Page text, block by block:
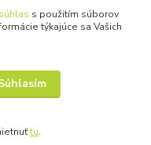
2026
súhlas s použitím súborov
týkajúce sa Vašich
tu.